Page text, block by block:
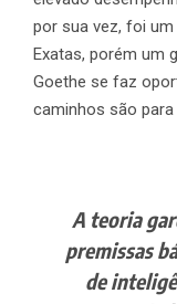
por sua vez, foi
Exatas, porém um
Goethe se faz
caminhos são
A teoria
premissas
de